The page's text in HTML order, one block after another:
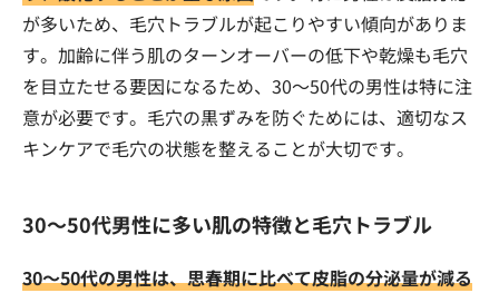
が多いため、毛穴トラブルが起こりやすい傾向がありま
す。加齢に伴う肌のターンオーバーの低下や乾燥も毛穴
を目立たせる要因になるため、30〜50代の男性は特に注
意が必要です。毛穴の黒ずみを防ぐためには、適切なス
キンケアで毛穴の状態を整えることが大切です。
30〜50代男性に多い肌の特徴と毛穴トラブル
30〜50代の男性は、思春期に比べて皮脂の分泌量が減る